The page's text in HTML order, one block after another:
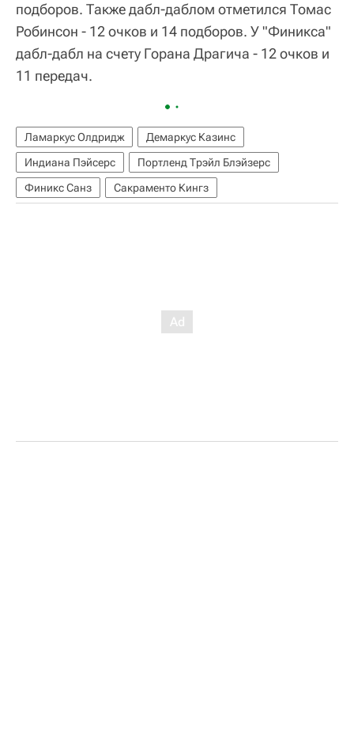
подборов. Также дабл-даблом отметился Томас
Робинсон - 12 очков и 14 подборов. У "Финикса"
дабл-дабл на счету Горана Драгича - 12 очков и
11 передач.
Ламаркус Олдридж
Демаркус Казинс
Индиана Пэйсерс
Портленд Трэйл Блэйзерс
Финикс Санз
Сакраменто Кингз